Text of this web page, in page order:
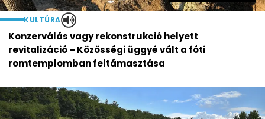
KULTÚRA
Konzerválás vagy rekonstrukció helyett
revitalizáció – Közösségi üggyé vált a fóti
romtemplomban feltámasztása